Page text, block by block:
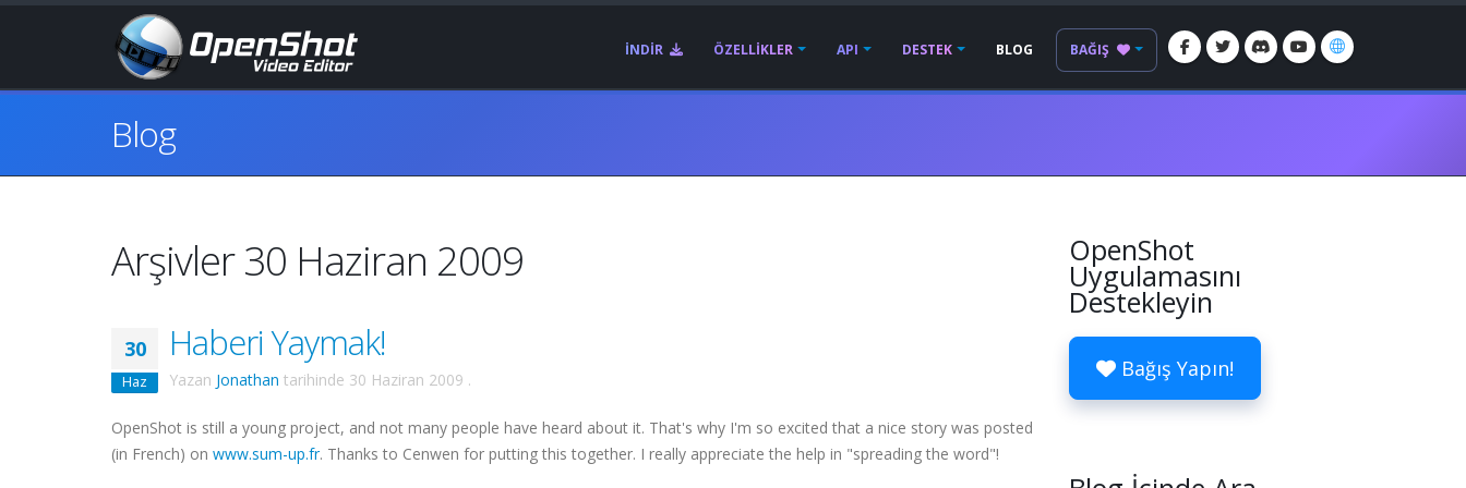
İNDIR ÖZELLIKLER API DESTEK BLOG BAĞIŞ
Blog
Arşivler 30 Haziran 2009
30
Haz
Haberi Yaymak!
Yazan Jonathan tarihinde 30 Haziran 2009 .
OpenShot is still a young project, and not many people have heard about it. That's why I'm so excited that a nice story was posted
(in French) on www.sum-up.fr. Thanks to Cenwen for putting this together. I really appreciate the help in "spreading the word"!
OpenShot
Uygulamasını
Destekleyin
Bağış Yapın!